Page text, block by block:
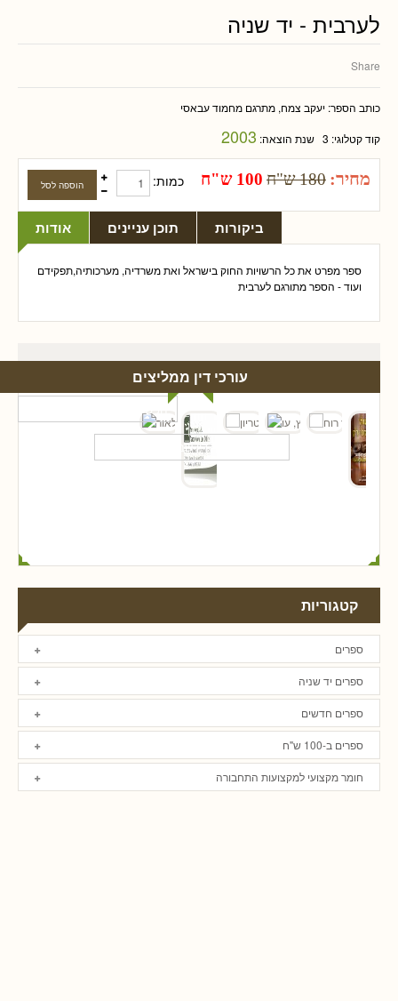
לערבית - יד שניה
Share
כותב הספר: יעקב צמח, מתרגם מחמוד עבאסי
קוד קטלוגי: 3 שנת הוצאה: 2003
מחיר: 180 ש"ח 100 ש"ח כמות:
אודות תוכן עניינים ביקורות
ספר מפרט את כל הרשויות החוק בישראל ואת משרדיה, מערכותיה,תפקידם
ועוד - הספר מתורגם לערבית
עורכי דין ממליצים
קטגוריות
ספרים
ספרים יד שניה
ספרים חדשים
ספרים ב-100 ש"ח
חומר מקצועי למקצועות התחבורה